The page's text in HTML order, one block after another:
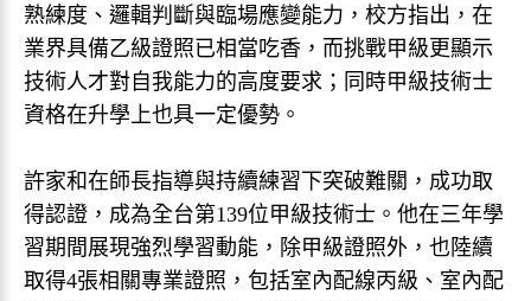
熟練度、邏輯判斷與臨場應變能力，校方指出，在
業界具備乙級證照已相當吃香，而挑戰甲級更顯示
技術人才對自我能力的高度要求；同時甲級技術士
資格在升學上也具一定優勢。
許家和在師長指導與持續練習下突破難關，成功取
得認證，成為全台第139位甲級技術士。他在三年學
習期間展現強烈學習動能，除甲級證照外，也陸續
取得4張相關專業證照，包括室內配線丙級、室內配